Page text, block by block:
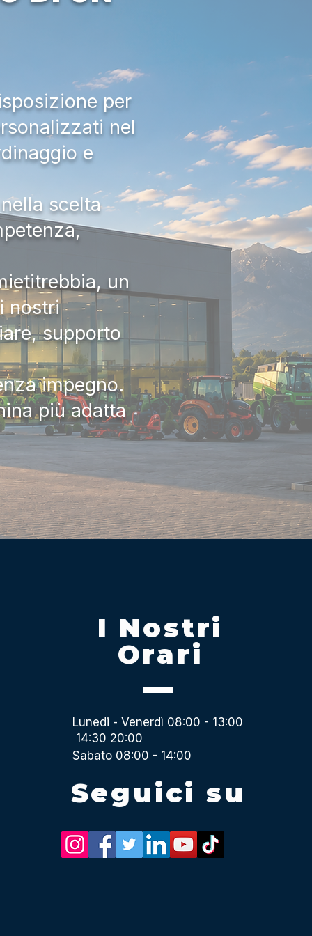
per
nel
e
scelta
un
nostri
supporto
impegno.
più adatta
I Nostri
Orari
Lunedi - Venerdì 08:00 - 13:00
14:30 20:00
Sabato 08:00 - 14:00
Seguici su